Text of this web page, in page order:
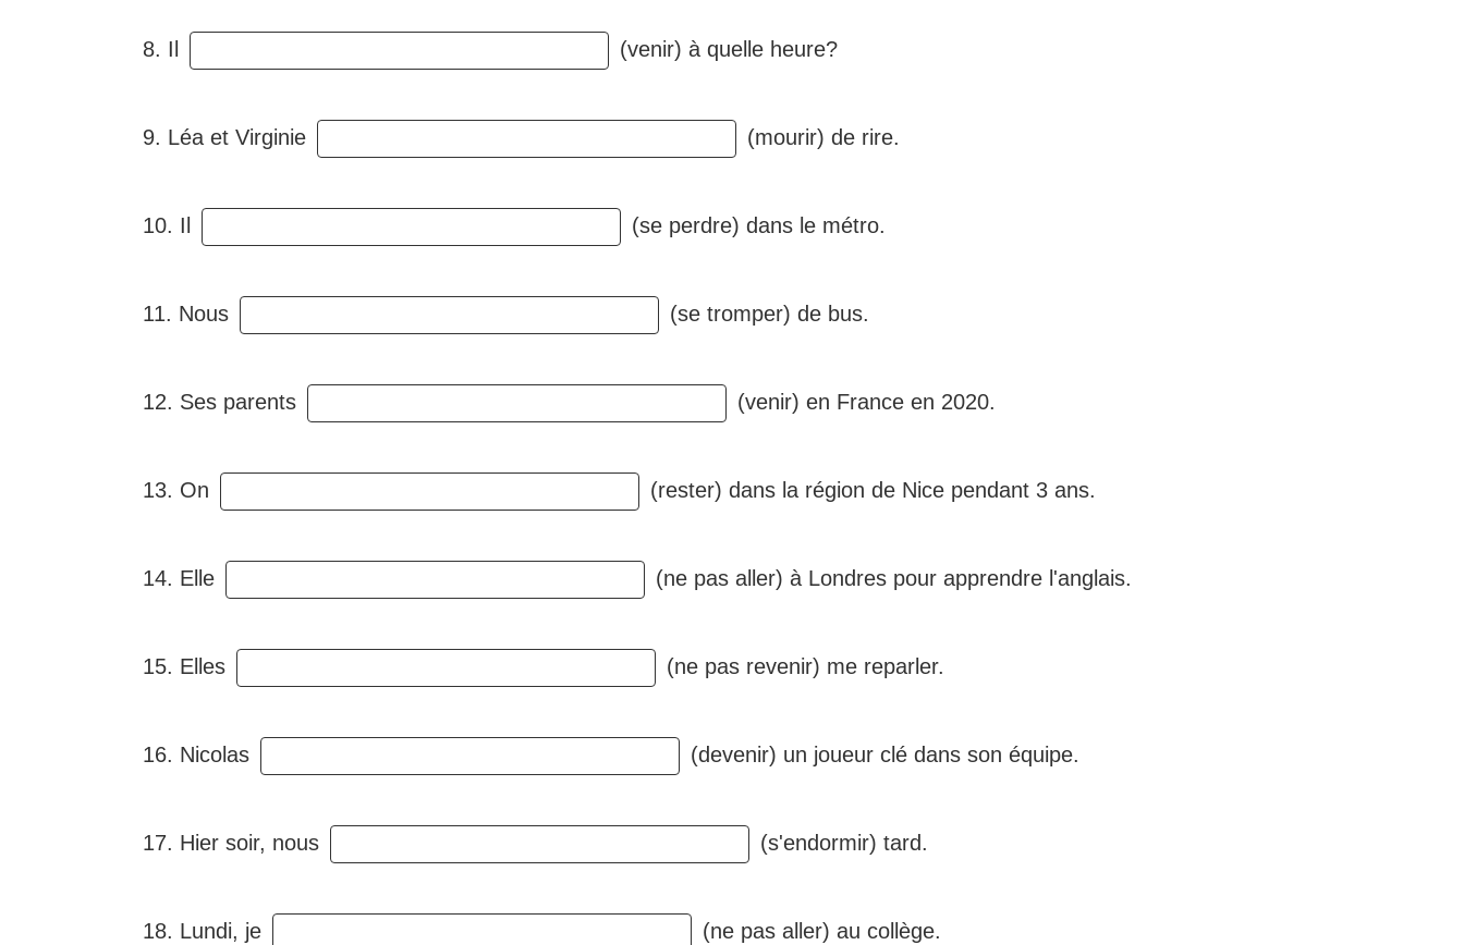
8. Il (venir) à quelle heure?
9. Léa et Virginie (mourir) de rire.
10. Il (se perdre) dans le métro.
11. Nous (se tromper) de bus.
12. Ses parents (venir) en France en 2020.
13. On (rester) dans la région de Nice pendant 3 ans.
14. Elle (ne pas aller) à Londres pour apprendre l'anglais.
15. Elles (ne pas revenir) me reparler.
16. Nicolas (devenir) un joueur clé dans son équipe.
17. Hier soir, nous (s'endormir) tard.
18. Lundi, je (ne pas aller) au collège.